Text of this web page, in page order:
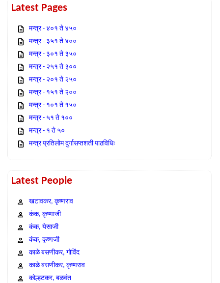
Latest Pages
मन्त्र - ४०१ ते ४५०
मन्त्र - ३५१ ते ४००
मन्त्र - ३०१ ते ३५०
मन्त्र - २५१ ते ३००
मन्त्र - २०१ ते २५०
मन्त्र - १५१ ते २००
मन्त्र - १०१ ते १५०
मन्त्र - ५१ ते १००
मन्त्र - १ ते ५०
मन्त्र प्रतिलोम दुर्गासप्तशती पाठविधिः
Latest People
खटावकर, कृष्णराव
कंक, कृष्णाजी
कंक, येसाजी
कंक, कृष्णजी
काळे बसणीकर, गोविंद
काळे बसणीकर, कृष्णराव
कोल्हटकर, बळवंत